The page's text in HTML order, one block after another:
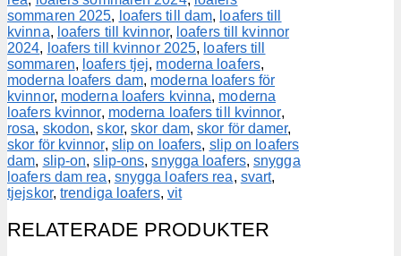
sommaren 2025, loafers till dam, loafers till
kvinna, loafers till kvinnor, loafers till kvinnor
2024, loafers till kvinnor 2025, loafers till
sommaren, loafers tjej, moderna loafers,
moderna loafers dam, moderna loafers för
kvinnor, moderna loafers kvinna, moderna
loafers kvinnor, moderna loafers till kvinnor,
rosa, skodon,skor,skor dam,skor för damer,
skor för kvinnor, slip on loafers, slip on loafers
dam, slip-on,slip-ons,snygga loafers,snygga
loafers dam rea, snygga loafers rea, svart,
tjejskor,trendiga loafers, vit
RELATERADE PRODUKTER